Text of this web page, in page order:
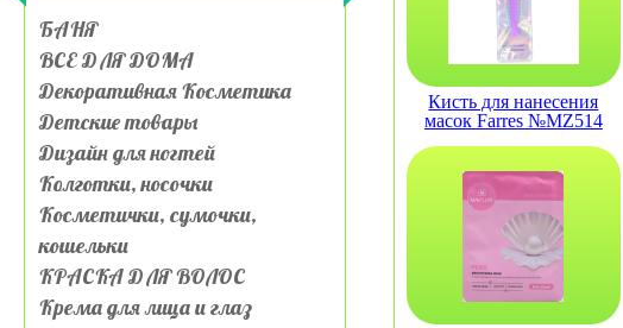
БАНЯ
ВСЕ ДЛЯ ДОМА
Декоративная Косметика
Детские товары
Дизайн для ногтей
Колготки, носочки
Косметички, сумочки,
кошельки
КРАСКА ДЛЯ ВОЛОС
Крема для лица и глаз
Кисть для нанесения
масок Farres №MZ514